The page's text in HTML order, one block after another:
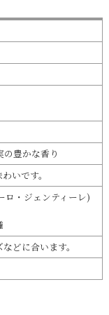
豊かな香り
いです。
ロ・ジェンティーレ)
どに合います。